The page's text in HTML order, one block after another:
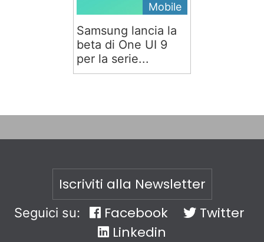
Mobile
Samsung lancia la
beta di One UI 9
per la serie...
Iscriviti alla Newsletter
Seguici su: Facebook
Twitter
Linkedin